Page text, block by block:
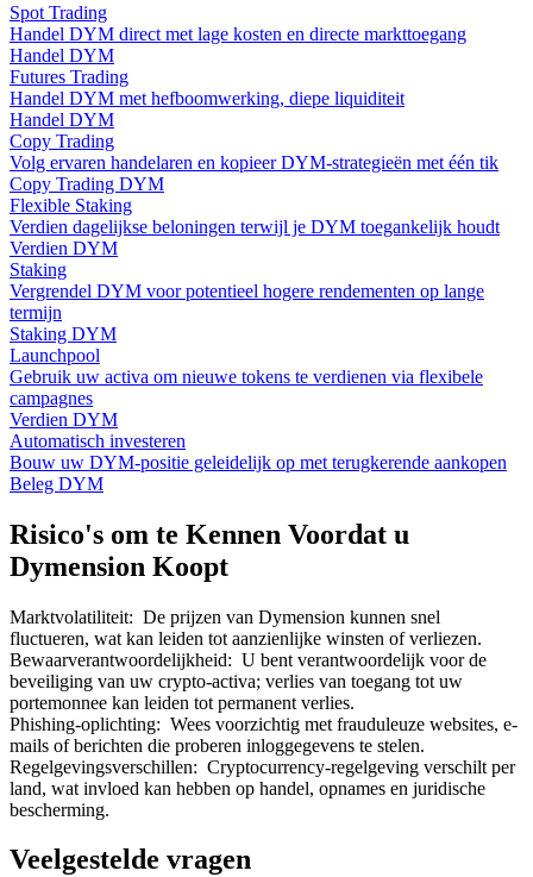
Spot Trading
Handel DYM direct met lage kosten en directe markttoegang
Handel DYM
Futures Trading
Handel DYM met hefboomwerking, diepe liquiditeit
Handel DYM
Copy Trading
Volg ervaren handelaren en kopieer DYM-strategieën met één tik
Copy Trading DYM
Flexible Staking
Verdien dagelijkse beloningen terwijl je DYM toegankelijk houdt
Verdien DYM
Staking
Vergrendel DYM voor potentieel hogere rendementen op lange
termijn
Staking DYM
Launchpool
Gebruik uw activa om nieuwe tokens te verdienen via flexibele
campagnes
Verdien DYM
Automatisch investeren
Bouw uw DYM-positie geleidelijk op met terugkerende aankopen
Beleg DYM
Risico's om te Kennen Voordat u
Dymension Koopt
Marktvolatiliteit: De prijzen van Dymension kunnen snel
fluctueren, wat kan leiden tot aanzienlijke winsten of verliezen.
Bewaarverantwoordelijkheid: U bent verantwoordelijk voor de
beveiliging van uw crypto-activa; verlies van toegang tot uw
portemonnee kan leiden tot permanent verlies.
Phishing-oplichting: Wees voorzichtig met frauduleuze websites, e-
mails of berichten die proberen inloggegevens te stelen.
Regelgevingsverschillen: Cryptocurrency-regelgeving verschilt per
land, wat invloed kan hebben op handel, opnames en juridische
bescherming.
Veelgestelde vragen